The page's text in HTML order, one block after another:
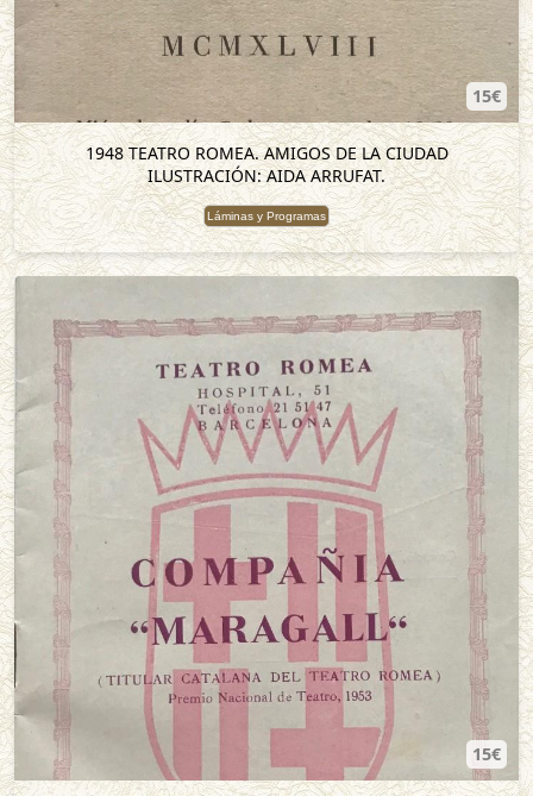
15€
1948 TEATRO ROMEA. AMIGOS DE LA CIUDAD
ILUSTRACIÓN: AIDA ARRUFAT.
Láminas y Programas
15€